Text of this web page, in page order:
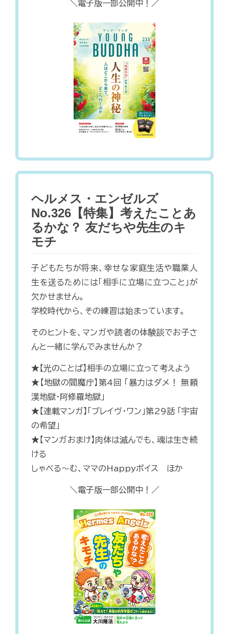
＼電子版一部公開中！／
ヘルメス・エンゼルズ
No.326【特集】考えたことあ
るかな？ 友だちや先生のキ
モチ
子どもたちが将来、幸せな家庭生活や職業人
生を送るためには「相手に立場に立つこと」が
欠かせません。
学校時代から、その練習は始まっています。
そのヒントを、マンガや読者の体験談でお子さ
んと一緒に学んでみませんか？
★【光のことば】相手の立場に立って考えよう
★【地獄の閻魔庁】第4回 「暴力はダメ！ 無頼
漢地獄・阿修羅地獄」
★【連載マンガ】「ブレイヴ・ワン」第29話 「宇宙
の希望」
★【マンガおまけ】肉体は滅んでも、魂は生き続
ける
しゃべる～む、ママのHappyボイス ほか
＼電子版一部公開中！／